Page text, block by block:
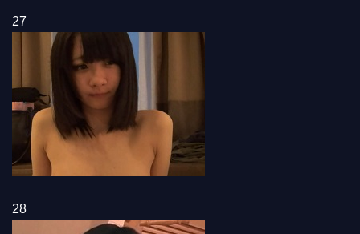
27
28